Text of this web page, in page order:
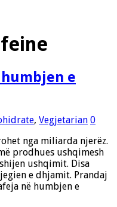
e
, Vegjetarian 0
nga miliarda njerëz.
prodhues ushqimesh
ushqimit. Disa
e dhjamit. Prandaj
në humbjen e